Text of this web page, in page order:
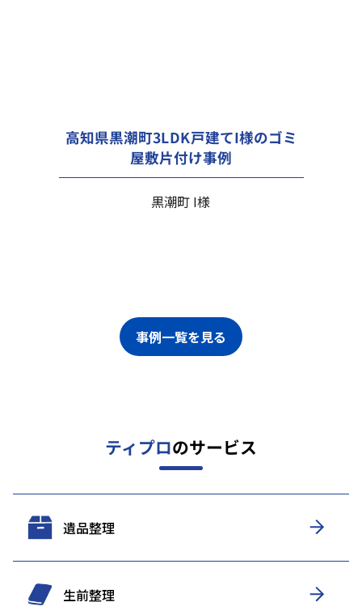
高知県黒潮町3LDK戸建てI様のゴミ
屋敷片付け事例
黒潮町 I様
事例一覧を見る
ティプロのサービス
遺品整理
生前整理